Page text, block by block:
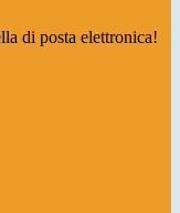
di posta elettronica!